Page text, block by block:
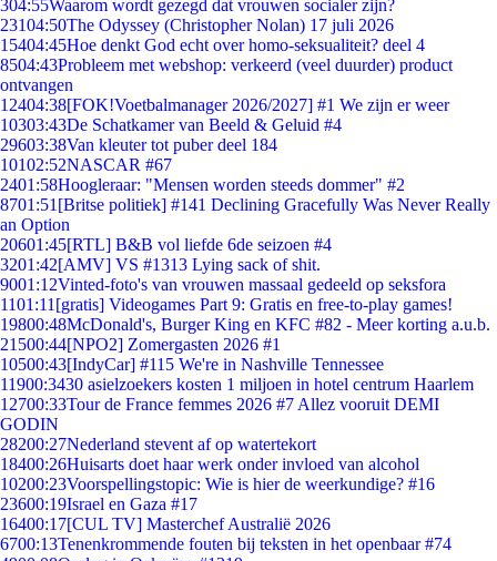
304:55Waarom wordt gezegd dat vrouwen socialer zijn?
23104:50The Odyssey (Christopher Nolan) 17 juli 2026
15404:45Hoe denkt God echt over homo-seksualiteit? deel 4
8504:43Probleem met webshop: verkeerd (veel duurder) product
ontvangen
12404:38[FOK!Voetbalmanager 2026/2027] #1 We zijn er weer
10303:43De Schatkamer van Beeld & Geluid #4
29603:38Van kleuter tot puber deel 184
10102:52NASCAR #67
2401:58Hoogleraar: "Mensen worden steeds dommer" #2
8701:51 [Britse politiek] #141 Declining Gracefully Was Never Really
an Option
20601:45[RTL] B&B vol liefde 6de seizoen #4
3201:42[AMV] VS #1313 Lying sack of shit.
9001:12Vinted-foto's van vrouwen massaal gedeeld op seksfora
1101:11 [gratis] Videogames Part 9: Gratis en free-to-play games!
19800:48McDonald's, Burger King en KFC #82 - Meer korting a.u.b.
21500:44[NPO2] Zomergasten 2026 #1
10500:43[IndyCar] #115 We're in Nashville Tennessee
11900:3430 asielzoekers kosten 1 miljoen in hotel centrum Haarlem
12700:33Tour de France femmes 2026 #7 Allez vooruit DEMI
GODIN
28200:27Nederland stevent af op watertekort
18400:26Huisarts doet haar werk onder invloed van alcohol
10200:23Voorspellingstopic: Wie is hier de weerkundige? #16
23600:19Israel en Gaza #17
16400:17[CUL TV] Masterchef Australië 2026
6700:13Tenenkrommende fouten bij teksten in het openbaar #74